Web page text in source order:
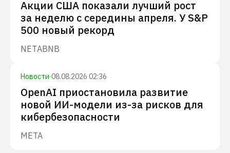
Акции США показали лучший рост
за неделю с середины апреля. У S&P
500 новый рекорд
NETABNB
Новости·08.08.2026 02:36
OpenAI приостановила развитие
новой ИИ-модели из-за рисков для
кибербезопасности
META